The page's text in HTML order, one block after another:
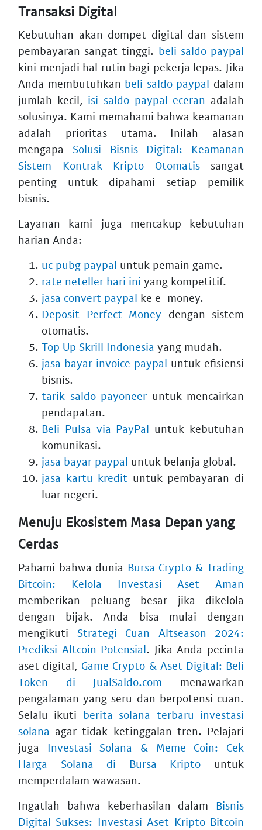
Transaksi Digital
Kebutuhan akan dompet digital dan sistem
pembayaran sangat tinggi. beli saldo paypal
kini menjadi hal rutin bagi pekerja lepas. Jika
Anda membutuhkan beli saldo paypal dalam
jumlah kecil, isi saldo paypal eceran adalah
solusinya. Kami memahami bahwa keamanan
adalah prioritas utama. Inilah alasan
mengapa Solusi Bisnis Digital: Keamanan
Sistem Kontrak Kripto Otomatissangat
penting untuk dipahami setiap pemilik
bisnis.
Layanan kami juga mencakup kebutuhan
harian Anda:
uc pubg paypal untuk pemain game.
rate neteller hari ini yang kompetitif.
jasa convert paypal ke e-money.
Deposit Perfect Money dengan sistem
otomatis.
Top Up Skrill Indonesia yang mudah.
jasa bayar invoice paypal untuk efisiensi
bisnis.
tarik saldo payoneer untuk mencairkan
pendapatan.
Beli Pulsa via PayPal untuk kebutuhan
komunikasi.
jasa bayar paypal untuk belanja global.
jasa kartu kredit untuk pembayaran di
luar negeri.
Menuju Ekosistem Masa Depan yang
Cerdas
Pahami bahwa dunia Bursa Crypto & Trading
Bitcoin: Kelola Investasi Aset Aman
memberikan peluang besar jika dikelola
dengan bijak. Anda bisa mulai dengan
mengikuti Strategi Cuan Altseason 2024:
Prediksi Altcoin Potensial. Jika Anda pecinta
aset digital, Game Crypto & Aset Digital: Beli
Token di JualSaldo.com menawarkan
pengalaman yang seru dan berpotensi cuan.
Selalu ikuti berita solana terbaru investasi
solana agar tidak ketinggalan tren. Pelajari
juga Investasi Solana & Meme Coin: Cek
Harga Solana di Bursa Kripto untuk
memperdalam wawasan.
Ingatlah bahwa keberhasilan dalam Bisnis
Digital Sukses: Investasi Aset Kripto Bitcoin